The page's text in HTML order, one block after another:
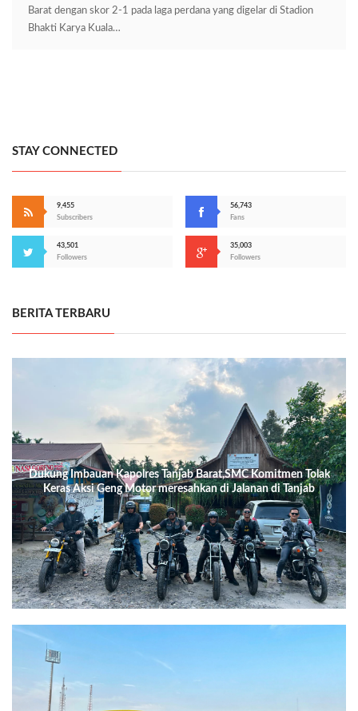
Barat dengan skor 2-1 pada laga perdana yang digelar di Stadion
Bhakti Karya Kuala…
STAY CONNECTED
9,455
Subscribers
56,743
Fans
43,501
Followers
35,003
Followers
BERITA TERBARU
Dukung Imbauan Kapolres Tanjab Barat,SMC Komitmen Tolak
Keras Aksi Geng Motor meresahkan di Jalanan di Tanjab
Barat.